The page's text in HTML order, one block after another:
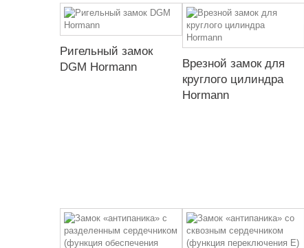
Ригельный замок
DGM Hormann
Врезной замок для
круглого цилиндра
Hormann